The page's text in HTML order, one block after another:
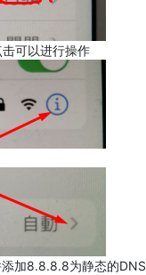
可以进行操作
加8.8.8.8为静态的DNS